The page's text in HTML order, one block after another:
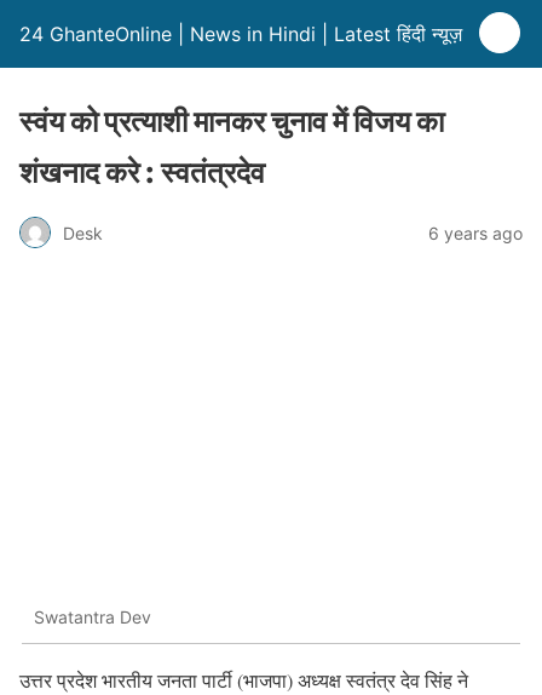
24 GhanteOnline | News in Hindi | Latest हिंदी न्यूज़
स्वंय को प्रत्याशी मानकर चुनाव में विजय का
शंखनाद करे : स्वतंत्रदेव
Desk 6 years ago
Swatantra Dev
उत्तर प्रदेश भारतीय जनता पार्टी (भाजपा) अध्यक्ष स्वतंत्र देव सिंह ने